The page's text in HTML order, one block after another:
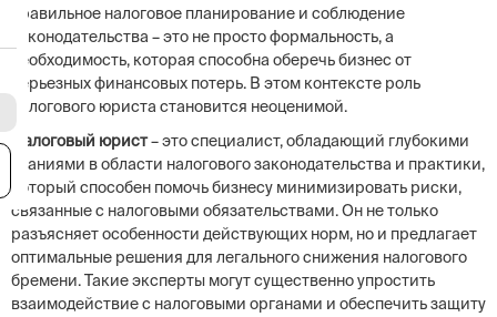
правильное налоговое планирование и соблюдение
законодательства – это не просто формальность, а
необходимость, которая способна оберечь бизнес от
серьезных финансовых потерь. В этом контексте роль
налогового юриста становится неоценимой.
Налоговый юрист– это специалист, обладающий глубокими
знаниями в области налогового законодательства и практики,
который способен помочь бизнесу минимизировать риски,
связанные с налоговыми обязательствами. Он не только
разъясняет особенности действующих норм, но и предлагает
оптимальные решения для легального снижения налогового
бремени. Такие эксперты могут существенно упростить
взаимодействие с налоговыми органами и обеспечить защиту